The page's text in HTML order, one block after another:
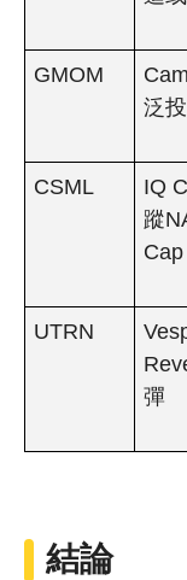
GMOM
泛
CSML
IQ
蹤
UTRN
彈
結論